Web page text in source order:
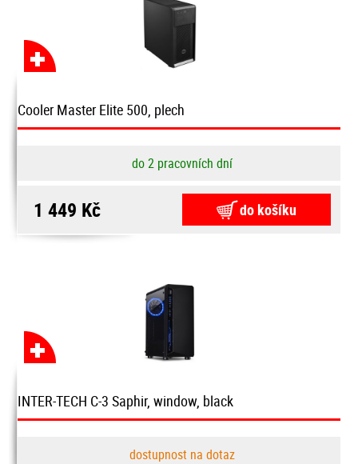
Cooler Master Elite 500, plech
do 2 pracovních dní
1 449 Kč do košíku
INTER-TECH C-3 Saphir, window, black
dostupnost na dotaz